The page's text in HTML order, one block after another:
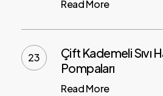
Read More
Çift Kademeli Sıvı
Pompaları
Read More